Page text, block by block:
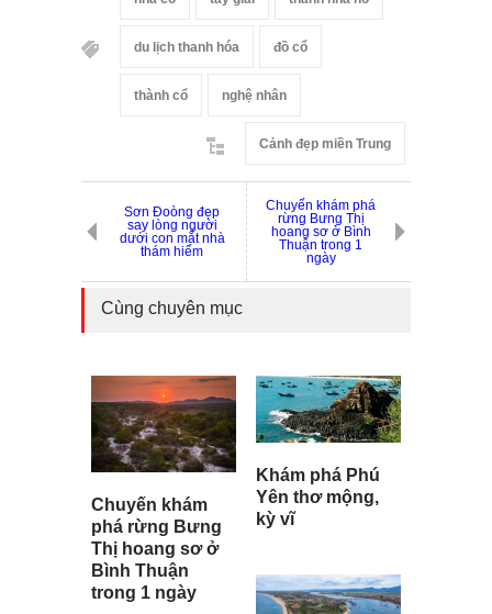
du lịch thanh hóa đồ cổ
thành cổ nghệ nhân
Cảnh đẹp miền Trung
Sơn Đoòng đẹp
say lòng người
dưới con mắt nhà
thám hiểm
Chuyến khám phá
rừng Bưng Thị
hoang sơ ở Bình
Thuận trong 1
ngày
Cùng chuyên mục
Chuyến khám
phá rừng Bưng
Thị hoang sơ ở
Bình Thuận
trong 1 ngày
Khám phá Phú
Yên thơ mộng,
kỳ vĩ